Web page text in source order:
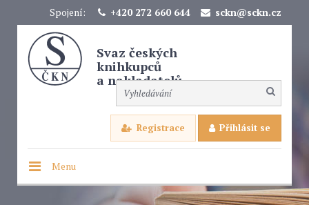
Spojení: +420 272 660 644 sckn@sckn.cz
Svaz českých
knihkupců
a nakladatelů
Registrace Přihlásit se
Menu